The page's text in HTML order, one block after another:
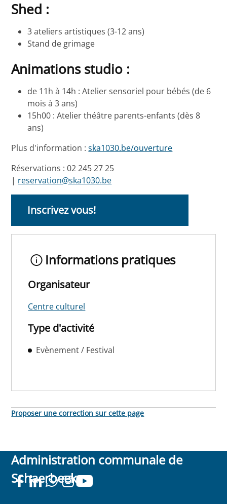
Shed :
3 ateliers artistiques (3-12 ans)
Stand de grimage
Animations studio :
de 11h à 14h : Atelier sensoriel pour bébés (de 6
mois à 3 ans)
15h00 : Atelier théâtre parents-enfants (dès 8
ans)
Plus d'information :ska1030.be/ouverture
Réservations : 02 245 27 25
| reservation@ska1030.be
Inscrivez vous!
Informations pratiques
Organisateur
Centre culturel
Type d'activité
Evènement / Festival
Proposer une correction sur cette page
Administration communale de
Schaerbeek